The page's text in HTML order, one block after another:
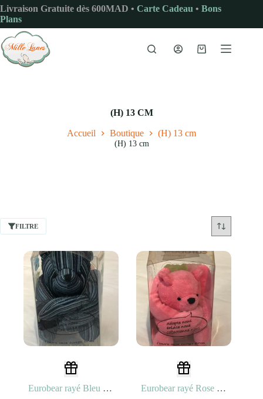
Passer
au
contenu
Livraison Gratuite dès 600MAD • Carte Cadeau • Bons
Plans
Panier
(H) 13 CM
Accueil Boutique (H) 13 cm
(H) 13 cm
FILTRE
Eurobear rayé Bleu – 13cm
Eurobear rayé Rose – 13cm